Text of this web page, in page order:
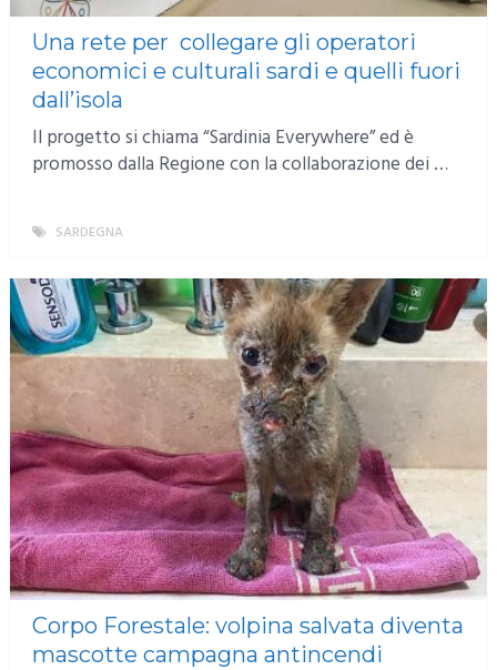
Una rete per collegare gli operatori
economici e culturali sardi e quelli fuori
dall’isola
Il progetto si chiama “Sardinia Everywhere” ed è
promosso dalla Regione con la collaborazione dei …
SARDEGNA
Corpo Forestale: volpina salvata diventa
mascotte campagna antincendi